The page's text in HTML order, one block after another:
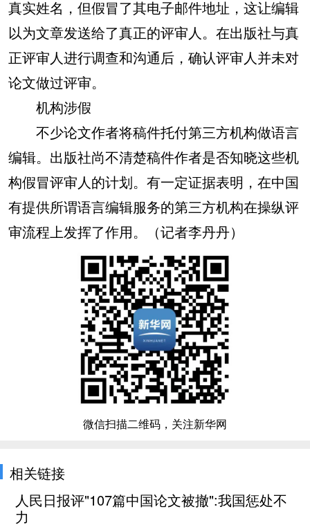
真实姓名，但假冒了其电子邮件地址，这让编辑
以为文章发送给了真正的评审人。在出版社与真
正评审人进行调查和沟通后，确认评审人并未对
论文做过评审。
机构涉假
不少论文作者将稿件托付第三方机构做语言
编辑。出版社尚不清楚稿件作者是否知晓这些机
构假冒评审人的计划。有一定证据表明，在中国
有提供所谓语言编辑服务的第三方机构在操纵评
审流程上发挥了作用。（记者李丹丹）
微信扫描二维码，关注新华网
相关链接
人民日报评"107篇中国论文被撤":我国惩处不
力